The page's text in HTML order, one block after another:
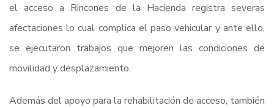
el acceso a Rincones de la Hacienda registra severas
afectaciones lo cual complica el paso vehicular y ante ello,
se ejecutaron trabajos que mejoren las condiciones de
movilidad y desplazamiento.
Además del apoyo para la rehabilitación de acceso, también